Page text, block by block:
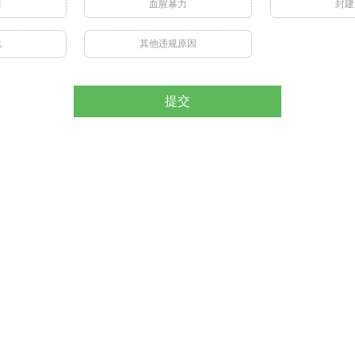
血腥暴力 封
其他违规原因
提交